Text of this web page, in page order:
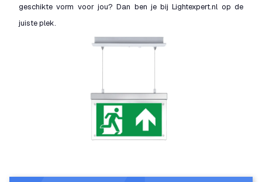
geschikte vorm voor jou? Dan ben je bij Lightexpert.nl op de
juiste plek.